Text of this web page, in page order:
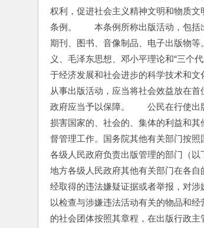
权利，促进社会主义精神文明和物质
条例。　　本条例所称出版活动，包括
期刊、图书、音像制品、电子出版物
义、毛泽东思想、邓小平理论和“三个
于经济发展和社会进步的科学技术和
从事出版活动，应当将社会效益放在
政府应当予以保障。　　公民在行使
损害国家的、社会的、集体的利益和
督管理工作。国务院其他有关部门按
各级人民政府负责出版管理的部门（
地方各级人民政府其他有关部门在各
经取得的违法嫌疑证据或者举报，对
以检查与涉嫌违法活动有关的物品和
的社会团体按照其章程，在出版行政主